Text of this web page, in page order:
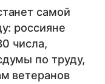
самой
россияне
числа,
по труду,
ветеранов